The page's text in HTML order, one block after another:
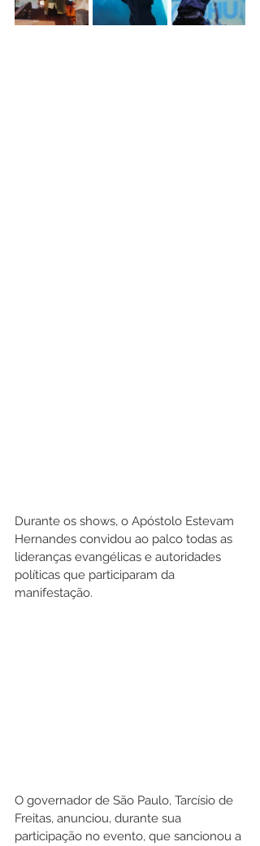
Durante os shows, o Apóstolo Estevam
Hernandes convidou ao palco todas as
lideranças evangélicas e autoridades
políticas que participaram da
manifestação.
O governador de São Paulo, Tarcísio de
Freitas, anunciou, durante sua
participação no evento, que sancionou a